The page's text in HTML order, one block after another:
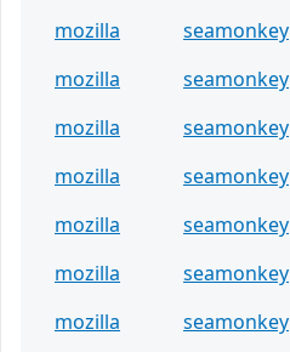
mozilla
seamonkey
mozilla
seamonkey
mozilla
seamonkey
mozilla
seamonkey
mozilla
seamonkey
mozilla
seamonkey
mozilla
seamonkey